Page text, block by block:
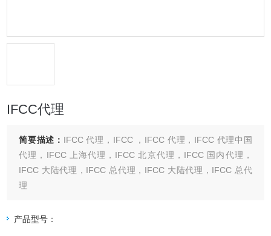
IFCC代理
简要描述： IFCC 代理，IFCC ，IFCC 代理，IFCC 代理中国
代理，IFCC 上海代理，IFCC 北京代理，IFCC 国内代理，
IFCC 大陆代理，IFCC 总代理，IFCC 大陆代理，IFCC 总代
理
产品型号：